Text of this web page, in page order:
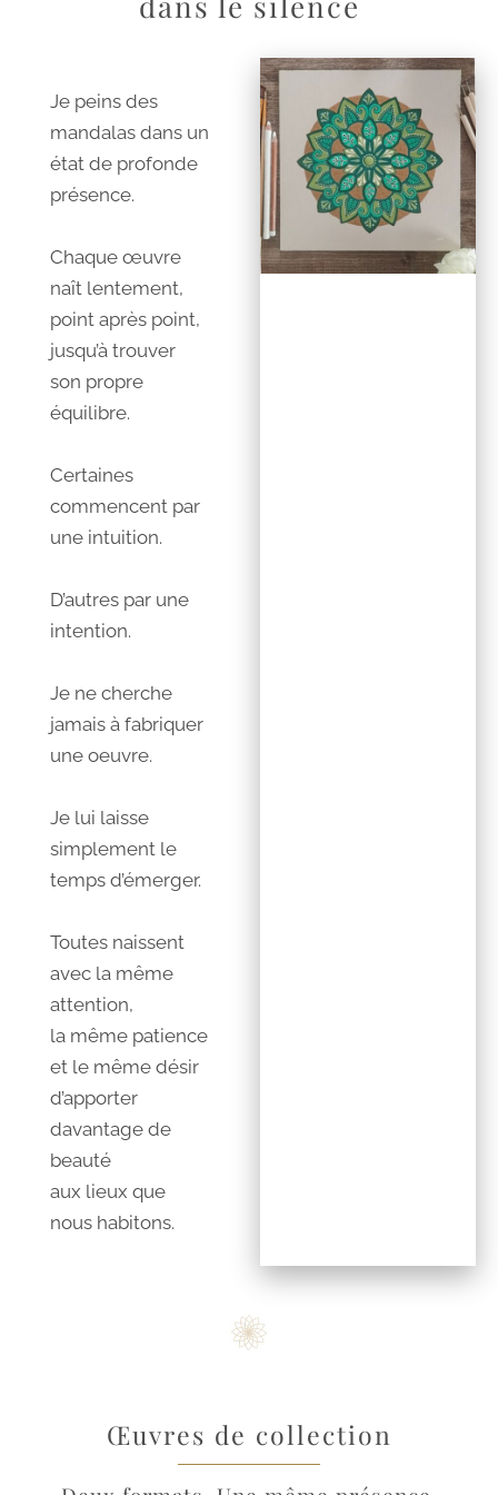
Je peins des
mandalas dans un
état de profonde
présence.
Chaque œuvre
naît lentement,
point après point,
jusqu’à trouver
son propre
équilibre.
Certaines
commencent par
une intuition.
D’autres par une
intention.
Je ne cherche
jamais à fabriquer
une oeuvre.
Je lui laisse
simplement le
temps d’émerger.
Toutes naissent
avec la même
attention,
la même patience
et le même désir
d’apporter
davantage de
beauté
aux lieux que
nous habitons.
Œuvres de collection